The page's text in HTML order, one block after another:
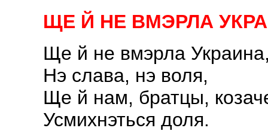
ЩЕ Й НЕ ВМЭРЛА
Ще й не вмэрла
Нэ слава, нэ воля,
Ще й нам, братцы,
Усмихнэться доля.